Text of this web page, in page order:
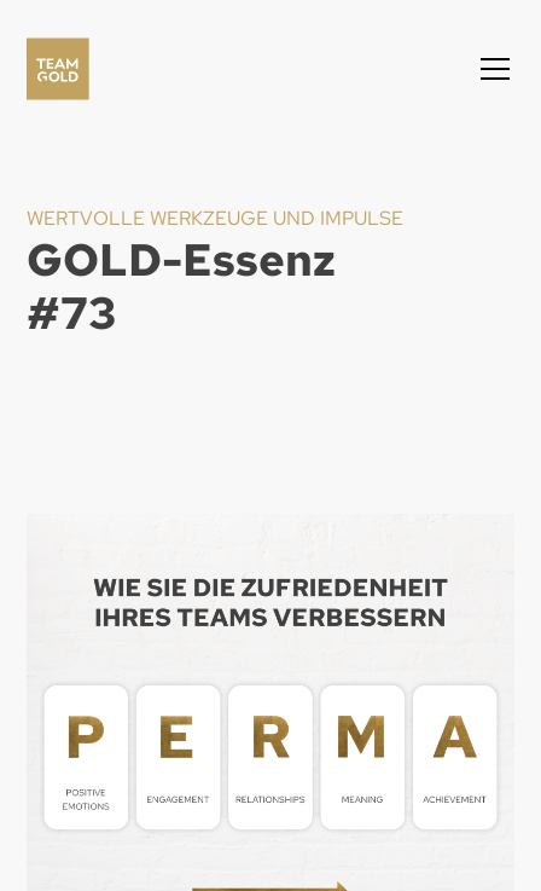
WERTVOLLE WERKZEUGE UND IMPULSE
GOLD-Essenz
#73